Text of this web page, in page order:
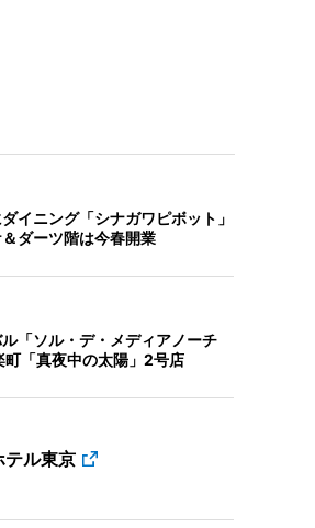
イニング「シナガワピボット」
ダーツ階は今春開業
「ソル・デ・メディアノーチ
町「真夜中の太陽」2号店
ル東京